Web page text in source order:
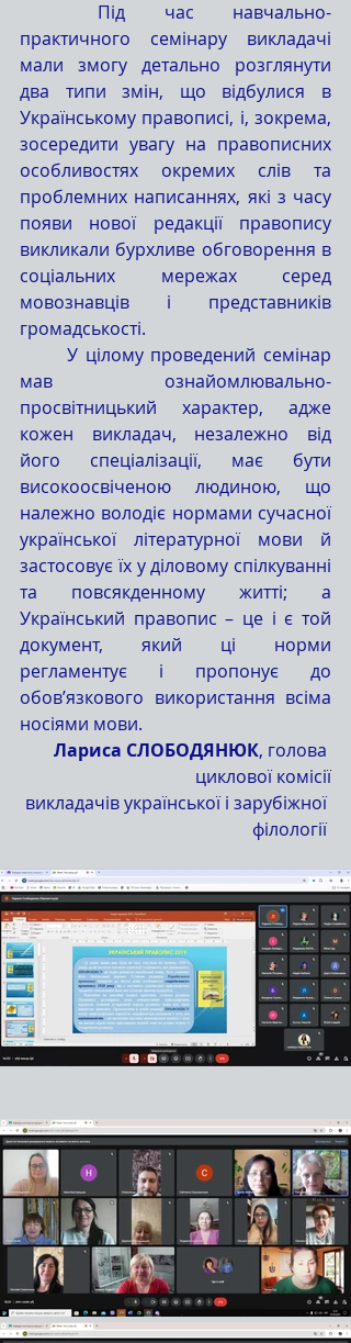
практичного семінару викладачі
мали змогу детально розглянути
два типи змін, що відбулися в
Українському правописі, і, зокрема,
зосередити увагу на правописних
особливостях окремих слів та
проблемних написаннях, які з часу
появи нової редакції правопису
викликали бурхливе обговорення в
соціальних мережах серед
мовознавців і представників
громадськості.
мав ознайомлювально-
просвітницький характер, адже
кожен викладач, незалежно від
його спеціалізації, має бути
високоосвіченою людиною, що
належно володіє нормами сучасної
української літературної мови й
застосовує їх у діловому спілкуванні
та повсякденному житті; а
Український правопис – це і є той
документ, який ці норми
регламентує і пропонує до
обов’язкового використання всіма
носіями мови.
Лариса СЛОБОДЯНЮК, голова
циклової комісії
викладачів української і зарубіжної
філології